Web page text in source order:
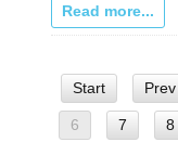
Read more...
Start Prev
6 7 8